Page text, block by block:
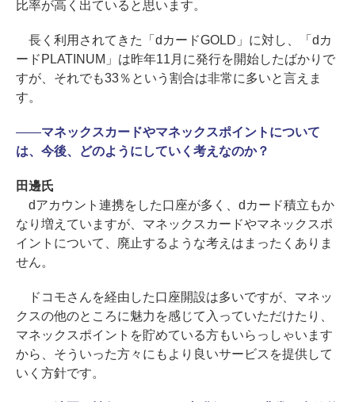
比率が高く出ていると思います。
長く利用されてきた「dカードGOLD」に対し、「dカ
ードPLATINUM」は昨年11月に発行を開始したばかりで
すが、それでも33％という割合は非常に多いと言えま
す。
――マネックスカードやマネックスポイントについて
は、今後、どのようにしていく考えなのか？
田邊氏
dアカウント連携をした口座が多く、dカード積立もか
なり増えていますが、マネックスカードやマネックスポ
イントについて、廃止するような考えはまったくありま
せん。
ドコモさんを経由した口座開設は多いですが、マネッ
クスの他のところに魅力を感じて入っていただけたり、
マネックスポイントを貯めている方もいらっしゃいます
から、そういった方々にもより良いサービスを提供して
いく方針です。